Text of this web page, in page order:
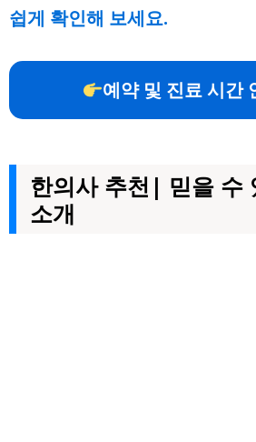
쉽게 확인해 보세요.
예약 및 진료 시간
한의사 추천| 믿을 수
소개